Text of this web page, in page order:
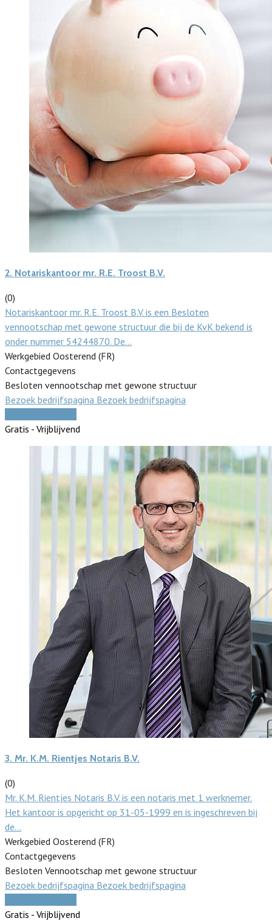
2. Notariskantoor mr. R.E. Troost B.V.
(0)
Notariskantoor mr. R.E. Troost B.V. is een Besloten
vennootschap met gewone structuur die bij de KvK bekend is
onder nummer 54244870. De…
Werkgebied Oosterend (FR)
Contactgegevens
Besloten vennootschap met gewone structuur
Bezoek bedrijfspagina Bezoek bedrijfspagina
Gratis - Vrijblijvend
3. Mr. K.M. Rientjes Notaris B.V.
(0)
Mr. K.M. Rientjes Notaris B.V. is een notaris met 1 werknemer.
Het kantoor is opgericht op 31-05-1999 en is ingeschreven bij
de…
Werkgebied Oosterend (FR)
Contactgegevens
Besloten Vennootschap met gewone structuur
Bezoek bedrijfspagina Bezoek bedrijfspagina
Gratis - Vrijblijvend